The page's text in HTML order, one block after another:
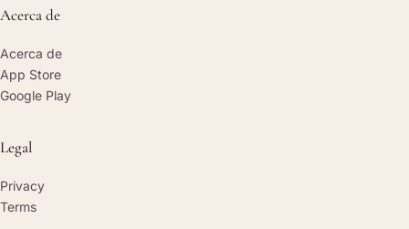
Acerca de
Acerca de
App Store
Google Play
Legal
Privacy
Terms